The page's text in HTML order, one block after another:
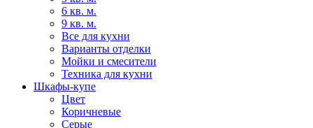
6 кв. м.
9 кв. м.
Все для кухни
Варианты отделки
Мойки и смесители
Техника для кухни
Шкафы-купе
Цвет
Коричневые
Серые